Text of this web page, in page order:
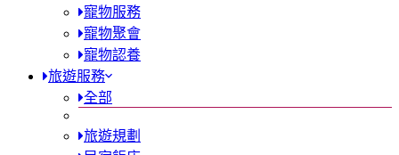
寵物服務
寵物聚會
寵物認養
旅遊服務
全部
旅遊規劃